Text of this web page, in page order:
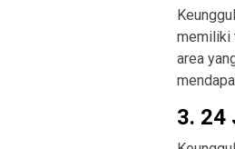
memiliki
area
3. 24